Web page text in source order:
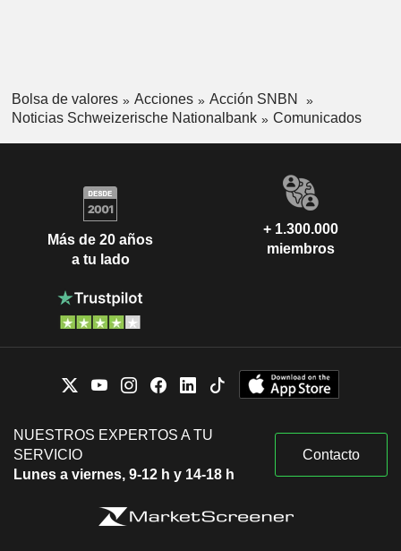
Bolsa de valores Acciones
Acción SNBN
Noticias Schweizerische Nationalbank
Comunicados
Más de 20 años
a tu lado
+ 1.300.000
miembros
NUESTROS EXPERTOS A TU
SERVICIO
Lunes a viernes, 9-12 h y 14-18 h
Contacto